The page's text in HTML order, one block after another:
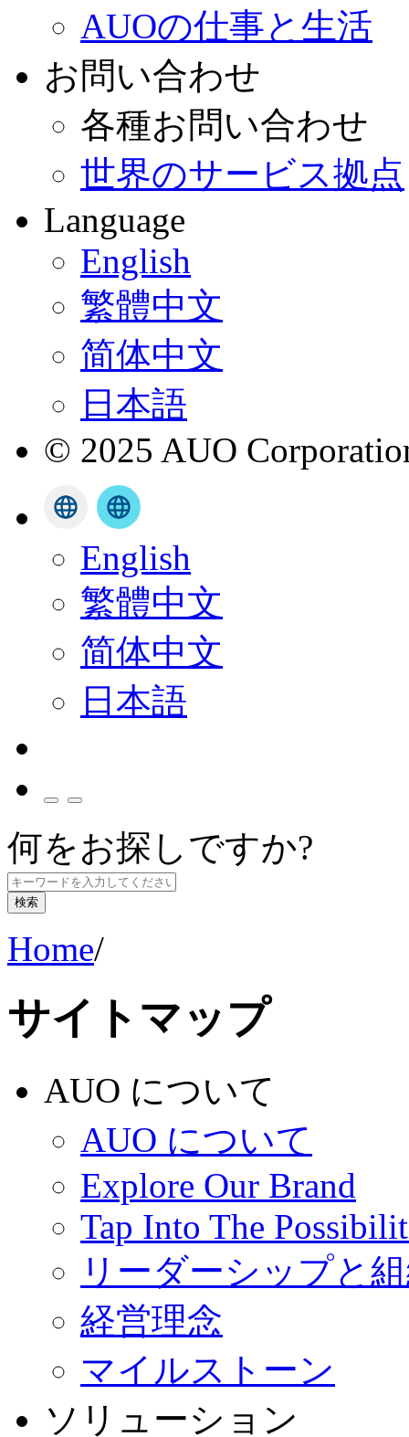
AUOの仕事と生活
お問い合わせ
各種お問い合わせ
世界のサービス拠点
Language
English
繁體中文
简体中文
日本語
© 2025 AUO
English
繁體中文
简体中文
日本語
何をお探しですか?
検索
Home/
サイトマップ
AUO について
AUO について
Explore Our Brand
Tap Into The
リーダーシップと
経営理念
マイルストーン
ソリューション